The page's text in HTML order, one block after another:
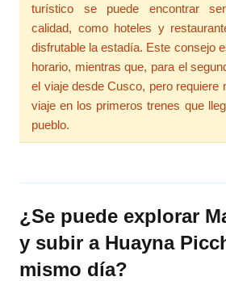
turístico se puede encontrar
calidad, como hoteles y
disfrutable la estadía. Este consejo
horario, mientras que, para el
el viaje desde Cusco, pero requiere
viaje en los primeros trenes que
pueblo.
¿Se puede explorar
y subir a Huayna
mismo día?